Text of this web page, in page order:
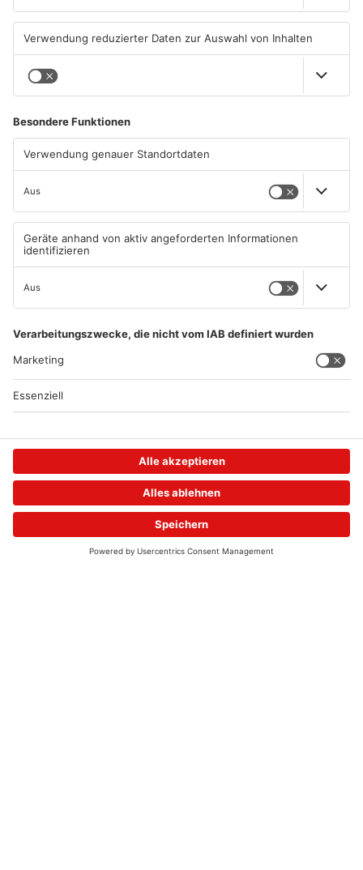
Kliniken im Primaveraland
melden mehr Patienten
durch Hitze
04.08.2026, 07:50 UHR IN
PRIMAVERALAND
Schüsse in Langenselbold,
Gelnhausen, Linsengericht
und Miltenberg